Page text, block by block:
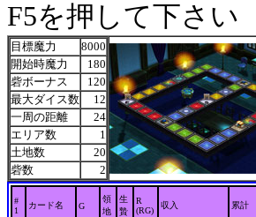
F5を押して下さい
目標魔力
8000
開始時魔力
180
砦ボーナス
120
最大ダイス数
12
一周の距離
24
エリア数
1
土地数
20
砦数
2
#
1
カード名 G
領
地
生
贄
R
(RG)
収入 累計